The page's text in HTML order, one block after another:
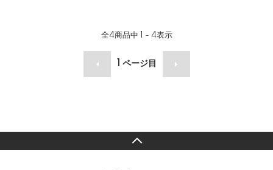
全4商品中 1 - 4表示
ページ目